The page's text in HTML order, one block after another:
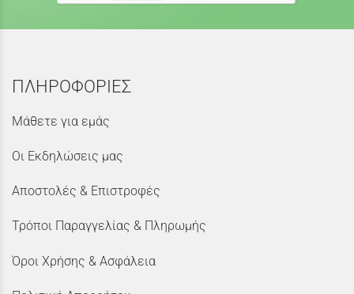
ΠΛΗΡΟΦΟΡΙΕΣ
Μάθετε για εμάς
Οι Εκδηλώσεις μας
Αποστολές & Επιστροφές
Τρόποι Παραγγελίας & Πληρωμής
Όροι Χρήσης & Ασφάλεια